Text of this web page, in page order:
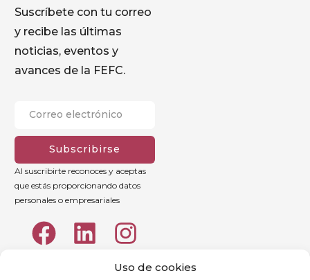
Uso de cookies
Suscríbete con tu correo
y recibe las últimas
noticias, eventos y
avances de la FEFC.
Subscribirse
Al suscribirte reconoces y aceptas
que estás proporcionando datos
personales o empresariales